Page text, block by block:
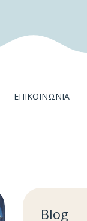
ΕΠΙΚΟΙΝΩΝΊΑ
Blog